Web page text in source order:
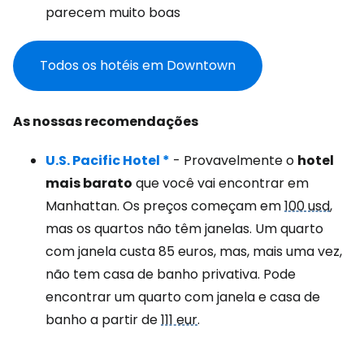
parecem muito boas
Todos os hotéis em Downtown
As nossas recomendações
U.S. Pacific Hotel * - Provavelmente o hotel
mais barato que você vai encontrar em
Manhattan. Os preços começam em100 usd,
mas os quartos não têm janelas. Um quarto
com janela custa 85 euros, mas, mais uma vez,
não tem casa de banho privativa. Pode
encontrar um quarto com janela e casa de
banho a partir de111 eur.